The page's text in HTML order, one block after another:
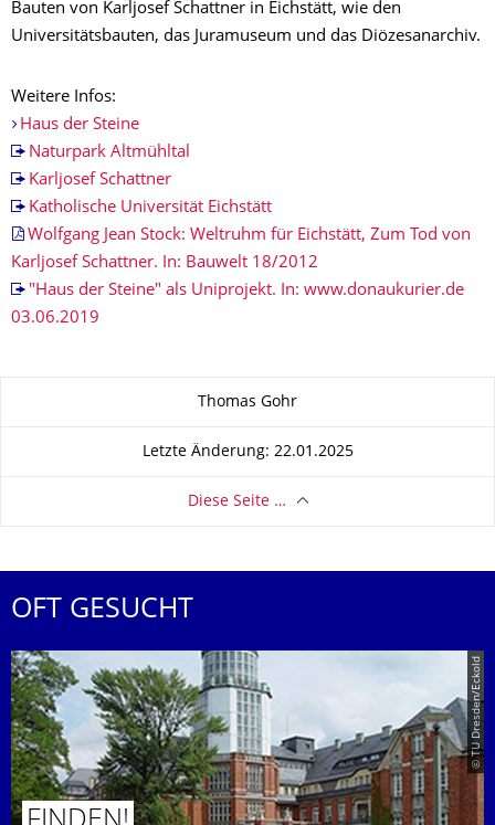
Bauten von Karljosef Schattner in Eichstätt, wie den
Universitätsbauten, das Juramuseum und das Diözesanarchiv.
Weitere Infos:
Haus der Steine
Naturpark Altmühltal
Karljosef Schattner
Katholische Universität Eichstätt
Wolfgang Jean Stock: Weltruhm für Eichstätt, Zum Tod von
Karljosef Schattner. In: Bauwelt 18/2012
"Haus der Steine" als Uniprojekt. In: www.donaukurier.de
03.06.2019
Thomas Gohr
Letzte Änderung: 22.01.2025
Diese Seite …
OFT GESUCHT
© TU Dresden/Eckold